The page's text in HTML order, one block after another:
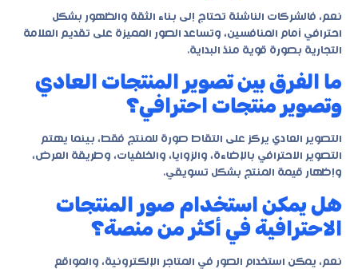
نعم، فالشركات الناشئة تحتاج إلى بناء الثقة والظهور بشكل
احترافي أمام المنافسين، وتساعد الصور المميزة على تقديم العلامة
التجارية بصورة قوية منذ البداية.
ما الفرق بين تصوير المنتجات العادي
وتصوير منتجات احترافي؟
التصوير العادي يركز على التقاط صورة للمنتج فقط، بينما يهتم
التصوير الاحترافي بالإضاءة، والزوايا، والخلفيات، وطريقة العرض،
وإظهار قيمة المنتج بشكل تسويقي.
هل يمكن استخدام صور المنتجات
الاحترافية في أكثر من منصة؟
نعم، يمكن استخدام الصور في المتاجر الإلكترونية، والمواقع